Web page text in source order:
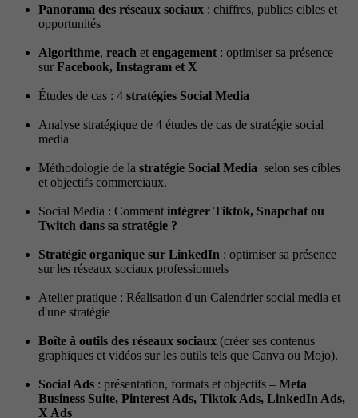
Panorama des réseaux sociaux : chiffres, publics cibles et
opportunités
Algorithme, reach et engagement : optimiser sa présence
sur Facebook, Instagram et X
Études de cas : 4 stratégies Social Media
Analyse stratégique de 4 études de cas de stratégie social
media
Méthodologie de la stratégie Social Media selon ses cibles
et objectifs commerciaux.
Social Media : Comment intégrer Tiktok, Snapchat ou
Twitch dans sa stratégie ?
Stratégie organique sur LinkedIn : optimiser sa présence
sur les réseaux sociaux professionnels
Atelier pratique : Réalisation d'un Calendrier social media et
d'une stratégie
Boîte à outils des réseaux sociaux (créer ses contenus
graphiques et vidéos sur les outils tels que Canva ou Mojo).
Social Ads : présentation, formats et objectifs – Meta
Business Suite, Pinterest Ads, Tiktok Ads, LinkedIn Ads,
X Ads